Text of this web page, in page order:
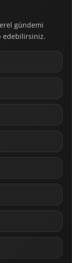
gündemi
edebilirsiniz.